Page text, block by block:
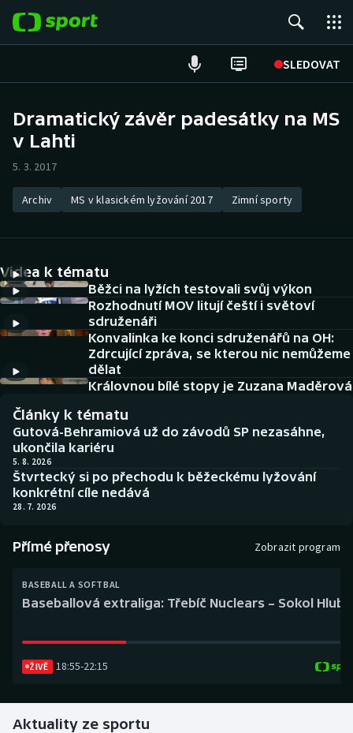
SLEDOVAT
Hokej
Atletika
DALŠÍ SPORTY
Americký fotbal
Baseball a softbal
Biatlon
Boby a skeleton
Curling
Dostihy
Futsal
Golf
NEPŘEHLÉDNĚTE
Aplikace ČT sport
AZ kvíz
Dramatický závěr padesátky na MS
v Lahti
5. 3. 2017
Archiv MS v klasickém lyžování 2017 Zimní sporty
Videa k tématu
Běžci na lyžích testovali svůj výkon
Rozhodnutí MOV litují čeští i světoví
sdruženáři
Konvalinka ke konci sdruženářů na OH:
Zdrcující zpráva, se kterou nic nemůžeme
dělat
Královnou bílé stopy je Zuzana Maděrová
Články k tématu
Gutová-Behramiová už do závodů SP nezasáhne,
ukončila kariéru
5. 8. 2026
Štvrtecký si po přechodu k běžeckému lyžování
konkrétní cíle nedává
28. 7. 2026
Přímé přenosy Zobrazit program
BASEBALL A SOFTBAL
Baseballová extraliga: Třebíč Nuclears – Sokol
ŽIVĚ 18:55-22:15
Aktuality ze sportu